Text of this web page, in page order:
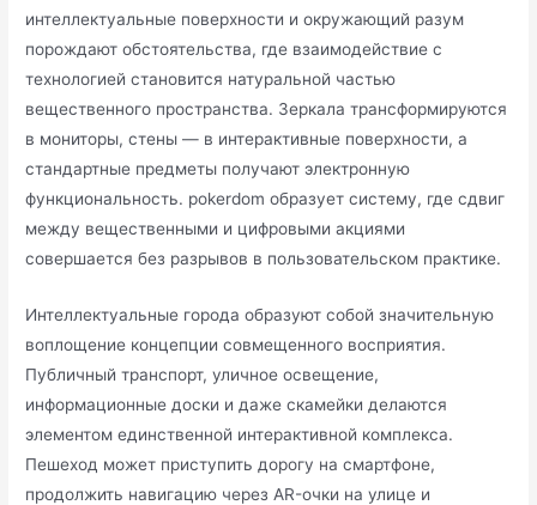
интеллектуальные поверхности и окружающий разум
порождают обстоятельства, где взаимодействие с
технологией становится натуральной частью
вещественного пространства. Зеркала трансформируются
в мониторы, стены — в интерактивные поверхности, а
стандартные предметы получают электронную
функциональность. pokerdom образует систему, где сдвиг
между вещественными и цифровыми акциями
совершается без разрывов в пользовательском практике.
Интеллектуальные города образуют собой значительную
воплощение концепции совмещенного восприятия.
Публичный транспорт, уличное освещение,
информационные доски и даже скамейки делаются
элементом единственной интерактивной комплекса.
Пешеход может приступить дорогу на смартфоне,
продолжить навигацию через AR-очки на улице и